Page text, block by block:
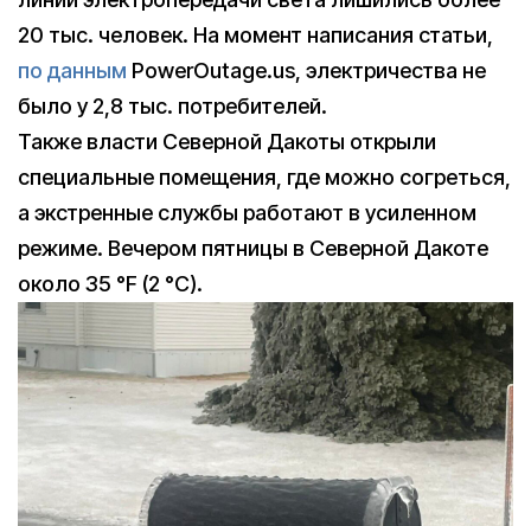
20 тыс. человек. На момент написания статьи,
по данным PowerOutage.us, электричества не
было у 2,8 тыс. потребителей.
Также власти Северной Дакоты открыли
специальные помещения, где можно согреться,
а экстренные службы работают в усиленном
режиме. Вечером пятницы в Северной Дакоте
около 35 °F (2 °C).